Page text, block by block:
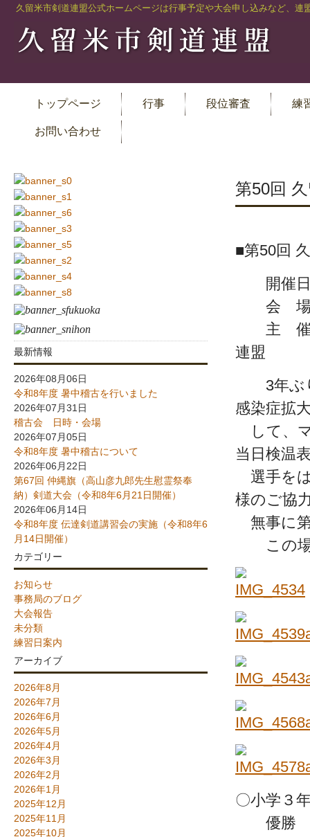
久留米市剣道連盟公式ホームページは行事予定や大会申し込みなど、
トップページ 行事 段位審査 練
お問い合わせ
第50回
■第50回
開催日
会 場
主 催
連盟
3年ぶり
感染症拡
して、
当日検温
選手を
様のご協
無事に
この場
〇小学３
優勝 坂
最新情報
2026年08月06日
令和8年度 暑中稽古を行いました
2026年07月31日
稽古会 日時・会場
2026年07月05日
令和8年度 暑中稽古について
2026年06月22日
第67回 仲縄旗（高山彦九郎先生慰霊祭奉
納）剣道大会（令和8年6月21日開催）
2026年06月14日
令和8年度 伝達剣道講習会の実施（令和8年6
月14日開催）
カテゴリー
お知らせ
事務局のブログ
大会報告
未分類
練習日案内
アーカイブ
2026年8月
2026年7月
2026年6月
2026年5月
2026年4月
2026年3月
2026年2月
2026年1月
2025年12月
2025年11月
2025年10月